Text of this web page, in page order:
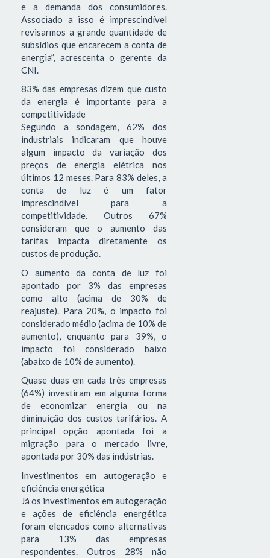
e a demanda dos consumidores.
Associado a isso é imprescindível
revisarmos a grande quantidade de
subsídios que encarecem a conta de
energia”, acrescenta o gerente da
CNI.
83% das empresas dizem que custo
da energia é importante para a
competitividade
Segundo a sondagem, 62% dos
industriais indicaram que houve
algum impacto da variação dos
preços de energia elétrica nos
últimos 12 meses. Para 83% deles, a
conta de luz é um fator
imprescindível para a
competitividade. Outros 67%
consideram que o aumento das
tarifas impacta diretamente os
custos de produção.
O aumento da conta de luz foi
apontado por 3% das empresas
como alto (acima de 30% de
reajuste). Para 20%, o impacto foi
considerado médio (acima de 10% de
aumento), enquanto para 39%, o
impacto foi considerado baixo
(abaixo de 10% de aumento).
Quase duas em cada três empresas
(64%) investiram em alguma forma
de economizar energia ou na
diminuição dos custos tarifários. A
principal opção apontada foi a
migração para o mercado livre,
apontada por 30% das indústrias.
Investimentos em autogeração e
eficiência energética
Já os investimentos em autogeração
e ações de eficiência energética
foram elencados como alternativas
para 13% das empresas
respondentes. Outros 28% não